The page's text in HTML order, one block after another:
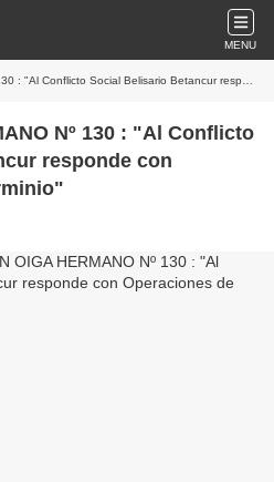
MENU
Social Belisario Betancur responde con Operaciones de Exterminio"
responde con